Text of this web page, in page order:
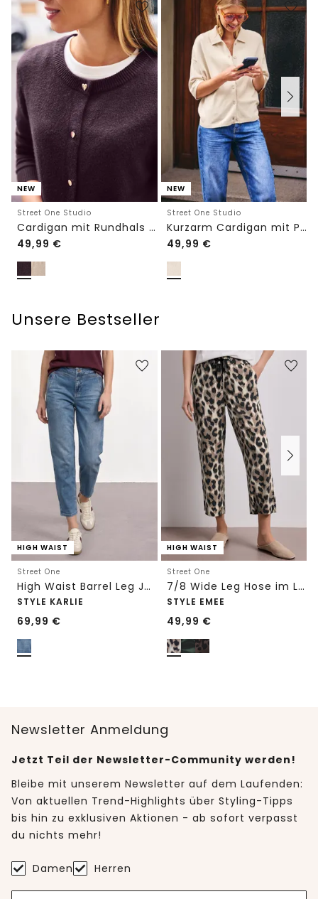
NEW
Street One Studio
Cardigan mit Rundhals und Knöpfen
49,99 €
NEW
Street One Studio
Kurzarm Cardigan mit Polokragen
49,99 €
Unsere Bestseller
HIGH WAIST
Street One
High Waist Barrel Leg Jeans im Loose Fit
STYLE KARLIE
69,99 €
HIGH WAIST
Street One
7/8 Wide Leg Hose im Loose Fit mit Print
STYLE EMEE
49,99 €
Newsletter Anmeldung
Jetzt Teil der Newsletter-Community werden!
Bleibe mit unserem Newsletter auf dem Laufenden:
Von aktuellen Trend-Highlights über Styling-Tipps
bis hin zu exklusiven Aktionen - ab sofort verpasst
du nichts mehr!
Damen Herren